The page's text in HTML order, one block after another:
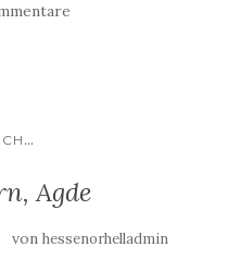
...
Agde
von hessenorhelladmin